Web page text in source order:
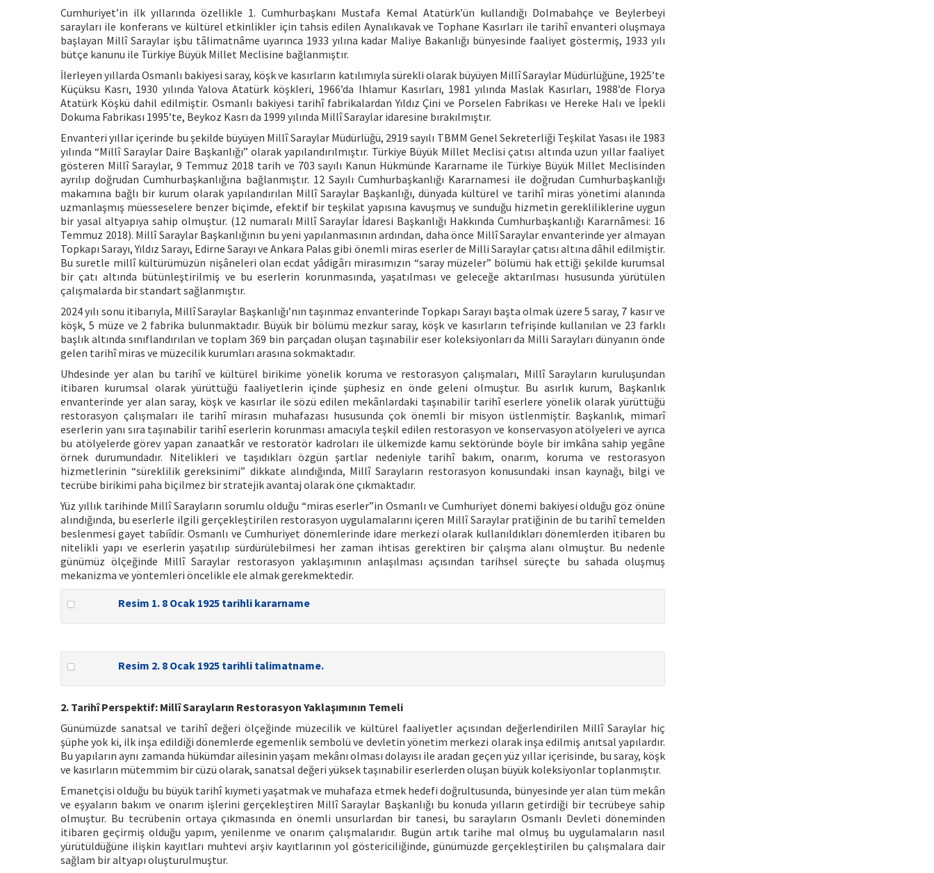
Cumhuriyet’in ilk yıllarında özellikle 1. Cumhurbaşkanı Mustafa Kemal Atatürk’ün kullandığı Dolmabahçe ve Beylerbeyi
sarayları ile konferans ve kültürel etkinlikler için tahsis edilen Aynalıkavak ve Tophane Kasırları ile tarihî envanteri oluşmaya
başlayan Millî Saraylar işbu tâlimatnâme uyarınca 1933 yılına kadar Maliye Bakanlığı bünyesinde faaliyet göstermiş, 1933 yılı
bütçe kanunu ile Türkiye Büyük Millet Meclisine bağlanmıştır.
İlerleyen yıllarda Osmanlı bakiyesi saray, köşk ve kasırların katılımıyla sürekli olarak büyüyen Millî Saraylar Müdürlüğüne, 1925’te
Küçüksu Kasrı, 1930 yılında Yalova Atatürk köşkleri, 1966’da Ihlamur Kasırları, 1981 yılında Maslak Kasırları, 1988’de Florya
Atatürk Köşkü dahil edilmiştir. Osmanlı bakiyesi tarihî fabrikalardan Yıldız Çini ve Porselen Fabrikası ve Hereke Halı ve İpekli
Dokuma Fabrikası 1995’te, Beykoz Kasrı da 1999 yılında Millî Saraylar idaresine bırakılmıştır.
Envanteri yıllar içerinde bu şekilde büyüyen Millî Saraylar Müdürlüğü, 2919 sayılı TBMM Genel Sekreterliği Teşkilat Yasası ile 1983
yılında “Millî Saraylar Daire Başkanlığı” olarak yapılandırılmıştır. Türkiye Büyük Millet Meclisi çatısı altında uzun yıllar faaliyet
gösteren Millî Saraylar, 9 Temmuz 2018 tarih ve 703 sayılı Kanun Hükmünde Kararname ile Türkiye Büyük Millet Meclisinden
ayrılıp doğrudan Cumhurbaşkanlığına bağlanmıştır. 12 Sayılı Cumhurbaşkanlığı Kararnamesi ile doğrudan Cumhurbaşkanlığı
makamına bağlı bir kurum olarak yapılandırılan Millî Saraylar Başkanlığı, dünyada kültürel ve tarihî miras yönetimi alanında
uzmanlaşmış müesseselere benzer biçimde, efektif bir teşkilat yapısına kavuşmuş ve sunduğu hizmetin gerekliliklerine uygun
bir yasal altyapıya sahip olmuştur. (12 numaralı Millî Saraylar İdaresi Başkanlığı Hakkında Cumhurbaşkanlığı Kararnâmesi: 16
Temmuz 2018). Millî Saraylar Başkanlığının bu yeni yapılanmasının ardından, daha önce Millî Saraylar envanterinde yer almayan
Topkapı Sarayı, Yıldız Sarayı, Edirne Sarayı ve Ankara Palas gibi önemli miras eserler de Milli Saraylar çatısı altına dâhil edilmiştir.
Bu suretle millî kültürümüzün nişâneleri olan ecdat yâdigârı mirasımızın “saray müzeler” bölümü hak ettiği şekilde kurumsal
bir çatı altında bütünleştirilmiş ve bu eserlerin korunmasında, yaşatılması ve geleceğe aktarılması hususunda yürütülen
çalışmalarda bir standart sağlanmıştır.
2024 yılı sonu itibarıyla, Millî Saraylar Başkanlığı’nın taşınmaz envanterinde Topkapı Sarayı başta olmak üzere 5 saray, 7 kasır ve
köşk, 5 müze ve 2 fabrika bulunmaktadır. Büyük bir bölümü mezkur saray, köşk ve kasırların tefrişinde kullanılan ve 23 farklı
başlık altında sınıflandırılan ve toplam 369 bin parçadan oluşan taşınabilir eser koleksiyonları da Milli Sarayları dünyanın önde
gelen tarihî miras ve müzecilik kurumları arasına sokmaktadır.
Uhdesinde yer alan bu tarihî ve kültürel birikime yönelik koruma ve restorasyon çalışmaları, Millî Sarayların kuruluşundan
itibaren kurumsal olarak yürüttüğü faaliyetlerin içinde şüphesiz en önde geleni olmuştur. Bu asırlık kurum, Başkanlık
envanterinde yer alan saray, köşk ve kasırlar ile sözü edilen mekânlardaki taşınabilir tarihî eserlere yönelik olarak yürüttüğü
restorasyon çalışmaları ile tarihî mirasın muhafazası hususunda çok önemli bir misyon üstlenmiştir. Başkanlık, mimarî
eserlerin yanı sıra taşınabilir tarihî eserlerin korunması amacıyla teşkil edilen restorasyon ve konservasyon atölyeleri ve ayrıca
bu atölyelerde görev yapan zanaatkâr ve restoratör kadroları ile ülkemizde kamu sektöründe böyle bir imkâna sahip yegâne
örnek durumundadır. Nitelikleri ve taşıdıkları özgün şartlar nedeniyle tarihî bakım, onarım, koruma ve restorasyon
hizmetlerinin “süreklilik gereksinimi” dikkate alındığında, Millî Sarayların restorasyon konusundaki insan kaynağı, bilgi ve
tecrübe birikimi paha biçilmez bir stratejik avantaj olarak öne çıkmaktadır.
Yüz yıllık tarihinde Millî Sarayların sorumlu olduğu “miras eserler”in Osmanlı ve Cumhuriyet dönemi bakiyesi olduğu göz önüne
alındığında, bu eserlerle ilgili gerçekleştirilen restorasyon uygulamalarını içeren Millî Saraylar pratiğinin de bu tarihî temelden
beslenmesi gayet tabiîdir. Osmanlı ve Cumhuriyet dönemlerinde idare merkezi olarak kullanıldıkları dönemlerden itibaren bu
nitelikli yapı ve eserlerin yaşatılıp sürdürülebilmesi her zaman ihtisas gerektiren bir çalışma alanı olmuştur. Bu nedenle
günümüz ölçeğinde Millî Saraylar restorasyon yaklaşımının anlaşılması açısından tarihsel süreçte bu sahada oluşmuş
mekanizma ve yöntemleri öncelikle ele almak gerekmektedir.
Resim 1. 8 Ocak 1925 tarihli kararname
Resim 2. 8 Ocak 1925 tarihli talimatname.
2. Tarihî Perspektif: Millî Sarayların Restorasyon Yaklaşımının Temeli
Günümüzde sanatsal ve tarihî değeri ölçeğinde müzecilik ve kültürel faaliyetler açısından değerlendirilen Millî Saraylar hiç
şüphe yok ki, ilk inşa edildiği dönemlerde egemenlik sembolü ve devletin yönetim merkezi olarak inşa edilmiş anıtsal yapılardır.
Bu yapıların aynı zamanda hükümdar ailesinin yaşam mekânı olması dolayısı ile aradan geçen yüz yıllar içerisinde, bu saray, köşk
ve kasırların mütemmim bir cüzü olarak, sanatsal değeri yüksek taşınabilir eserlerden oluşan büyük koleksiyonlar toplanmıştır.
Emanetçisi olduğu bu büyük tarihî kıymeti yaşatmak ve muhafaza etmek hedefi doğrultusunda, bünyesinde yer alan tüm mekân
ve eşyaların bakım ve onarım işlerini gerçekleştiren Millî Saraylar Başkanlığı bu konuda yılların getirdiği bir tecrübeye sahip
olmuştur. Bu tecrübenin ortaya çıkmasında en önemli unsurlardan bir tanesi, bu sarayların Osmanlı Devleti döneminden
itibaren geçirmiş olduğu yapım, yenilenme ve onarım çalışmalarıdır. Bugün artık tarihe mal olmuş bu uygulamaların nasıl
yürütüldüğüne ilişkin kayıtları muhtevi arşiv kayıtlarının yol göstericiliğinde, günümüzde gerçekleştirilen bu çalışmalara dair
sağlam bir altyapı oluşturulmuştur.